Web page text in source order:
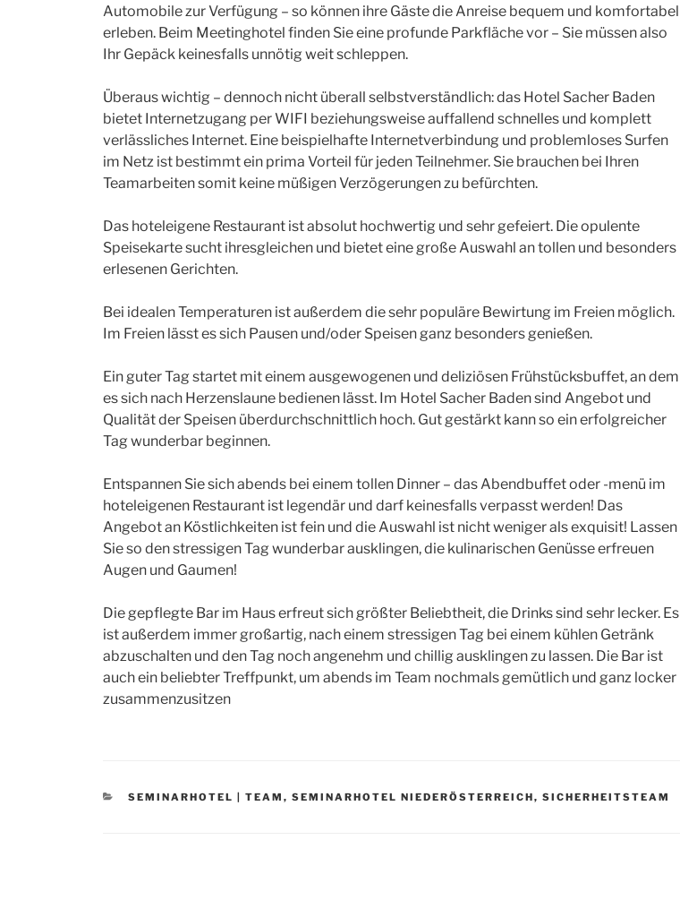
Automobile zur Verfügung – so können ihre Gäste die Anreise bequem und komfortabel
erleben. Beim Meetinghotel finden Sie eine profunde Parkfläche vor – Sie müssen also
Ihr Gepäck keinesfalls unnötig weit schleppen.
Überaus wichtig – dennoch nicht überall selbstverständlich: das Hotel Sacher Baden
bietet Internetzugang per WIFI beziehungsweise auffallend schnelles und komplett
verlässliches Internet. Eine beispielhafte Internetverbindung und problemloses Surfen
im Netz ist bestimmt ein prima Vorteil für jeden Teilnehmer. Sie brauchen bei Ihren
Teamarbeiten somit keine müßigen Verzögerungen zu befürchten.
Das hoteleigene Restaurant ist absolut hochwertig und sehr gefeiert. Die opulente
Speisekarte sucht ihresgleichen und bietet eine große Auswahl an tollen und besonders
erlesenen Gerichten.
Bei idealen Temperaturen ist außerdem die sehr populäre Bewirtung im Freien möglich.
Im Freien lässt es sich Pausen und/oder Speisen ganz besonders genießen.
Ein guter Tag startet mit einem ausgewogenen und deliziösen Frühstücksbuffet, an dem
es sich nach Herzenslaune bedienen lässt. Im Hotel Sacher Baden sind Angebot und
Qualität der Speisen überdurchschnittlich hoch. Gut gestärkt kann so ein erfolgreicher
Tag wunderbar beginnen.
Entspannen Sie sich abends bei einem tollen Dinner – das Abendbuffet oder -menü im
hoteleigenen Restaurant ist legendär und darf keinesfalls verpasst werden! Das
Angebot an Köstlichkeiten ist fein und die Auswahl ist nicht weniger als exquisit! Lassen
Sie so den stressigen Tag wunderbar ausklingen, die kulinarischen Genüsse erfreuen
Augen und Gaumen!
Die gepflegte Bar im Haus erfreut sich größter Beliebtheit, die Drinks sind sehr lecker. Es
ist außerdem immer großartig, nach einem stressigen Tag bei einem kühlen Getränk
abzuschalten und den Tag noch angenehm und chillig ausklingen zu lassen. Die Bar ist
auch ein beliebter Treffpunkt, um abends im Team nochmals gemütlich und ganz locker
zusammenzusitzen
CATEGORIES
SEMINARHOTEL | TEAM , SEMINARHOTEL NIEDERÖSTERREICH, SICHERHEITSTEAM